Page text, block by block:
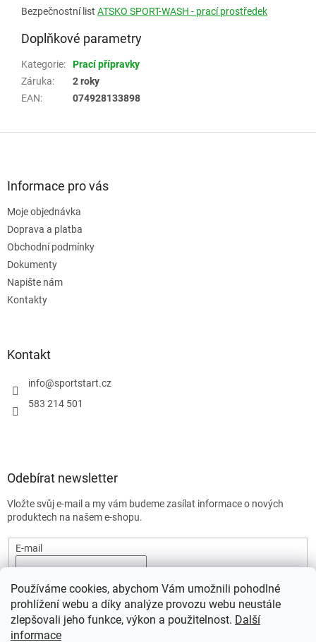
Používáme cookies, abychom Vám umožnili pohodlné
prohlížení webu a díky analýze provozu webu neustále
zlepšovali jeho funkce, výkon a použitelnost. Další
informace
Bezpečnostní list ATSKO SPORT-WASH - prací prostředek
Doplňkové parametry
Kategorie:
Prací přípravky
Záruka:
2 roky
EAN: 074928133898
Informace pro vás
Moje objednávka
Doprava a platba
Obchodní podmínky
Dokumenty
Napište nám
Kontakty
Kontakt
info@sportstart.cz
583 214 501
Odebírat newsletter
Vložte svůj e-mail a my vám budeme zasílat informace o nových
produktech na našem e-shopu.
E-mail
údajů.